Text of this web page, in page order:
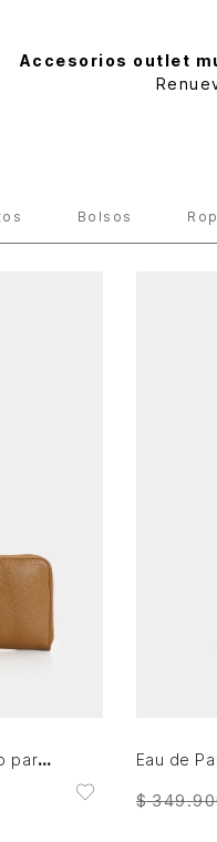
Accesorios outlet
Bolsos
Porta chequera de cuero para mujer Angola
$ 349.